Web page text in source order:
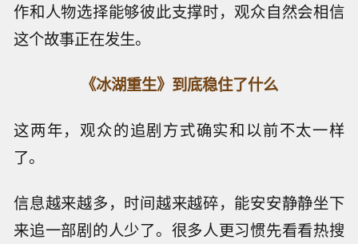
作和人物选择能够彼此支撑时，观众自然会相信
这个故事正在发生。
《冰湖重生》到底稳住了什么
这两年，观众的追剧方式确实和以前不太一样
了。
信息越来越多，时间越来越碎，能安安静静坐下
来追一部剧的人少了。很多人更习惯先看看热搜